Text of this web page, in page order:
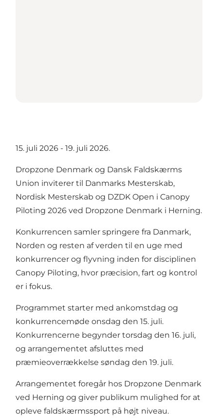
15. juli 2026 - 19. juli 2026.
Dropzone Denmark og Dansk Faldskærms
Union inviterer til Danmarks Mesterskab,
Nordisk Mesterskab og DZDK Open i Canopy
Piloting 2026 ved Dropzone Denmark i Herning.
Konkurrencen samler springere fra Danmark,
Norden og resten af verden til en uge med
konkurrencer og flyvning inden for disciplinen
Canopy Piloting, hvor præcision, fart og kontrol
er i fokus.
Programmet starter med ankomstdag og
konkurrencemøde onsdag den 15. juli.
Konkurrencerne begynder torsdag den 16. juli,
og arrangementet afsluttes med
præmieoverrækkelse søndag den 19. juli.
Arrangementet foregår hos Dropzone Denmark
ved Herning og giver publikum mulighed for at
opleve faldskærmssport på højt niveau.